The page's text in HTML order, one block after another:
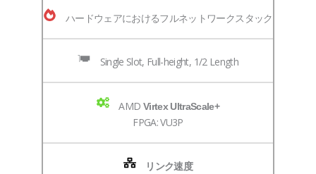
ハードウェアにおけるフルネットワークスタック
Single Slot, Full-height, 1/2 Length
AMD Virtex UltraScale+
FPGA: VU3P
リンク速度